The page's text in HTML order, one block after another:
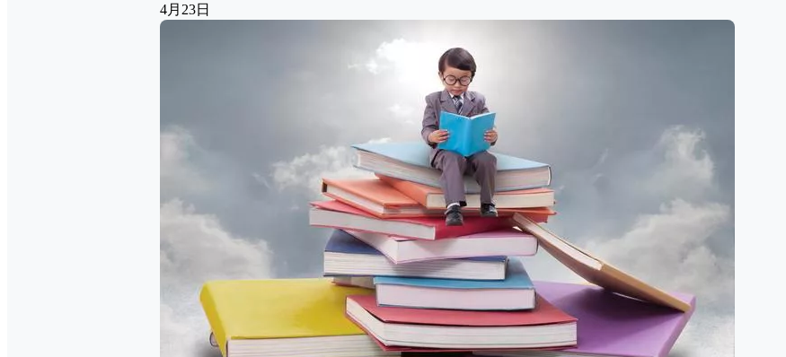
4月23日